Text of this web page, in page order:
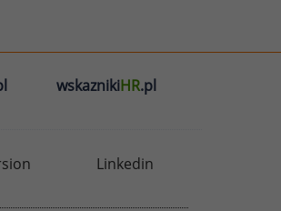
wskaznikiHR.pl
Linkedin